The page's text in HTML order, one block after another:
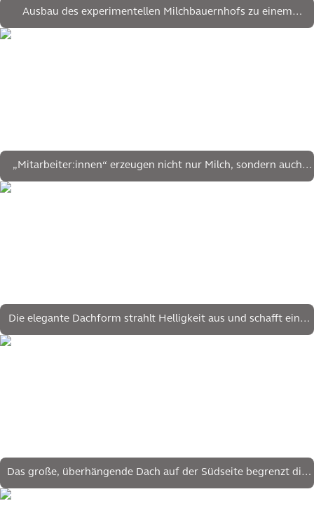
Ausbau des experimentellen Milchbauernhofs zu einem
(inter)nationalen Wissenszentrum für Bildung, Wirtschaft,
„Mitarbeiter:innen“ erzeugen nicht nur Milch, sondern auch
Wissen und Energie
Die elegante Dachform strahlt Helligkeit aus und schafft eine
angenehme Atmosphäre
Das große, überhängende Dach auf der Südseite begrenzt die
Sonneneinstrahlung